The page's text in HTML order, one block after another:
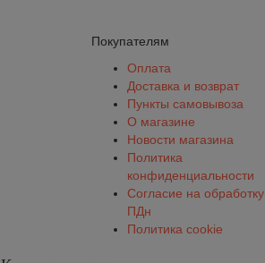
Покупателям
Оплата
Доставка и возврат
Пункты самовывоза
О магазине
Новости магазина
Политика
конфиденциальности
Согласие на обработку
ПДн
Политика cookie